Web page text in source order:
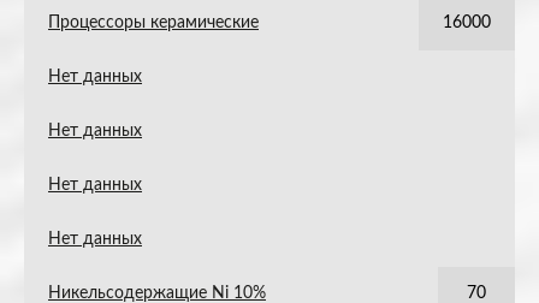
Процессоры керамические 16000
Нет данных
Нет данных
Нет данных
Нет данных
Никельсодержащие Ni 10% 70